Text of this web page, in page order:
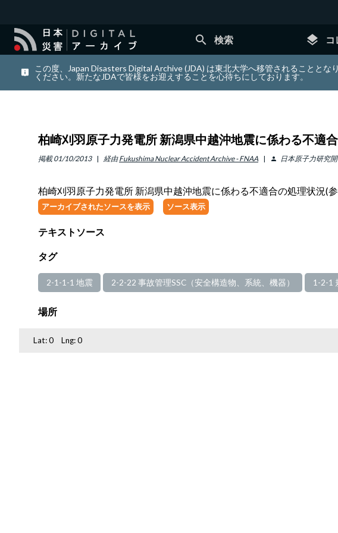
search 検索 layers コ
この度、Japan Disasters Digital Archive (JDA) は東北大学へ移管されることと
ください。新たなJDAで皆様をお迎えすることを心待ちにしております。
柏崎刈羽原子力発電所 新潟県中越沖地震に係わる不適
掲載 01/10/2013 経由 Fukushima Nuclear Accident Archive - FNAA person 日本原子力研究
柏崎刈羽原子力発電所 新潟県中越沖地震に係わる不適合の処理状況(
アーカイブされたソースを表示 ソース表示
テキストソース
タグ
2-1-1-1 地震 2-2-22 事故管理SSC（安全構造物、系統、機器） 1-2-1
場所
Lat:0 Lng:0